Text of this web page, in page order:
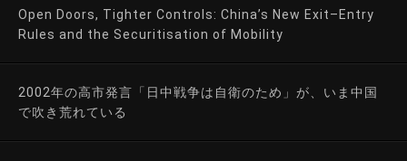
Open Doors, Tighter Controls: China’s New Exit–Entry
Rules and the Securitisation of Mobility
2002年の高市発言「日中戦争は自衛のため」が、いま中国
で吹き荒れている